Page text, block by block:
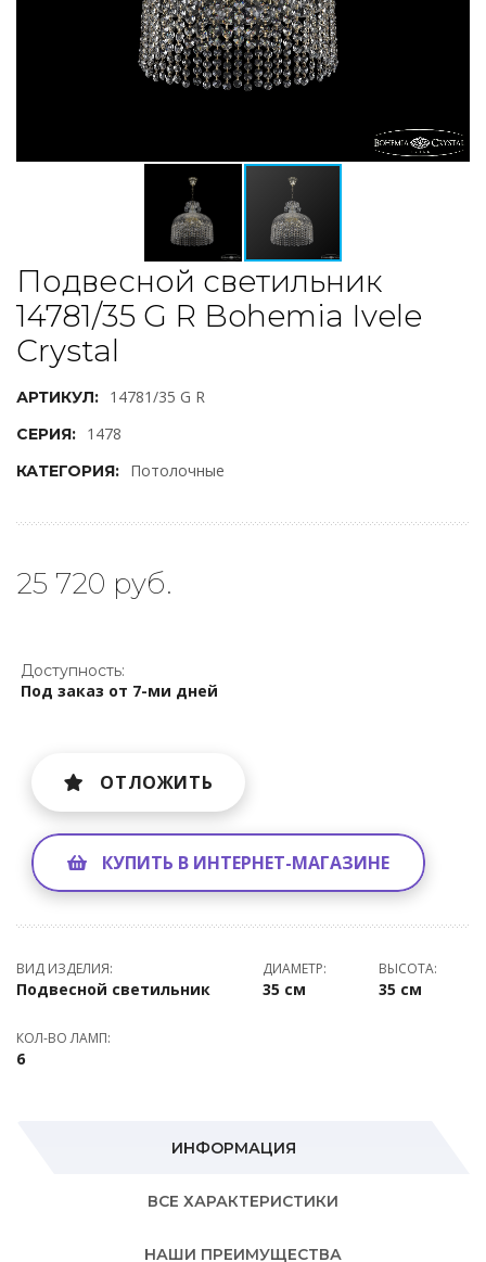
Подвесной светильник
14781/35 G R Bohemia Ivele
Crystal
АРТИКУЛ: 14781/35 G R
СЕРИЯ: 1478
КАТЕГОРИЯ: Потолочные
25 720 руб.
Доступность:
Под заказ от 7-ми дней
ОТЛОЖИТЬ
КУПИТЬ В ИНТЕРНЕТ-МАГАЗИНЕ
ВИД ИЗДЕЛИЯ:
Подвесной светильник
ДИАМЕТР:
35 см
ВЫСОТА:
35 см
КОЛ-ВО ЛАМП:
6
ИНФОРМАЦИЯ
ВСЕ ХАРАКТЕРИСТИКИ
НАШИ ПРЕИМУЩЕСТВА